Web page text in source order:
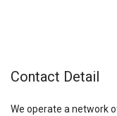
Contact Detail
We operate a network